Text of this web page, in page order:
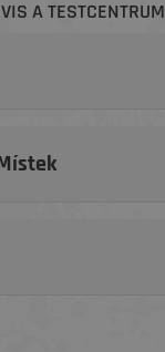
A TESTCENTRUM